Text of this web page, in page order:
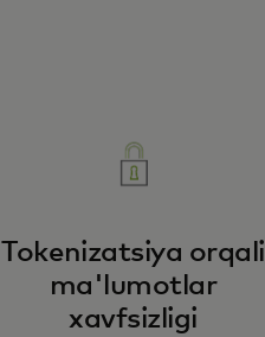
Tokenizatsiya orqali
ma'lumotlar
xavfsizligi